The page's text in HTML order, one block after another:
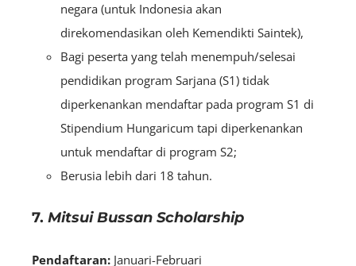
negara (untuk Indonesia akan
direkomendasikan oleh Kemendikti Saintek),
Bagi peserta yang telah menempuh/selesai
pendidikan program Sarjana (S1) tidak
diperkenankan mendaftar pada program S1 di
Stipendium Hungaricum tapi diperkenankan
untuk mendaftar di program S2;
Berusia lebih dari 18 tahun.
7. Mitsui Bussan Scholarship
Pendaftaran: Januari-Februari